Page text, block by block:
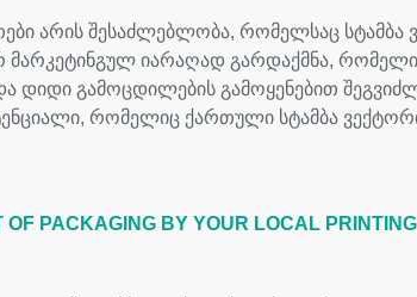
არის შესაძლებლობა, რომელსაც
მარკეტინგულ იარაღად გარდაქმნა,
დიდი გამოცდილების გამოყენებით
რომელიც ქართული სტამბა
PACKAGING BY YOUR LOCAL